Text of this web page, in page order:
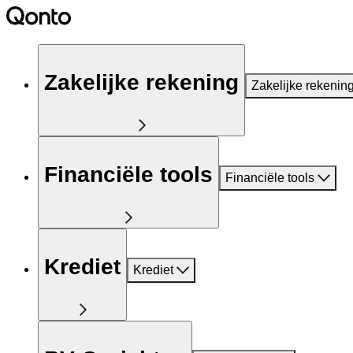
Zakelijke rekening Zakelijke
Financiële tools Financiële tools
Krediet Krediet